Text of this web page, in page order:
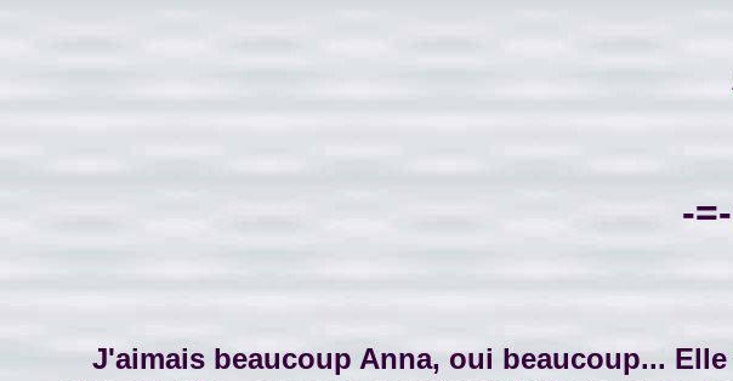
-
J'aimais beaucoup Anna, oui beaucoup...